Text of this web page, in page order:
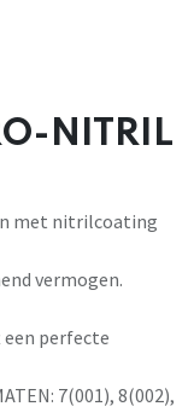
NITRIL
met nitrilcoating
vermogen.
perfecte
7(001), 8(002),